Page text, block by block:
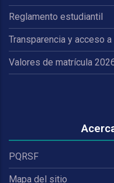
Reglamento estudiantil
Transparencia y acceso
Valores de matrícula
PQRSF
Mapa del sitio